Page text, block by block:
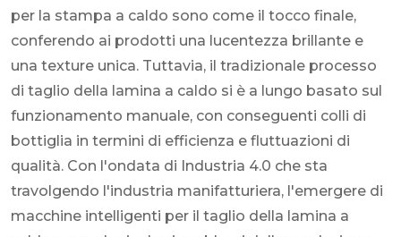
per la stampa a caldo sono come il tocco finale,
conferendo ai prodotti una lucentezza brillante e
una texture unica. Tuttavia, il tradizionale processo
di taglio della lamina a caldo si è a lungo basato sul
funzionamento manuale, con conseguenti colli di
bottiglia in termini di efficienza e fluttuazioni di
qualità. Con l'ondata di Industria 4.0 che sta
travolgendo l'industria manifatturiera, l'emergere di
macchine intelligenti per il taglio della lamina a